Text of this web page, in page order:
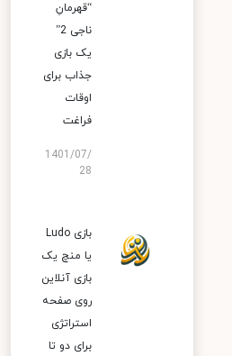
“قهرمانِ
ناجی 2”
یک بازی
جذاب برای
اوقات
فراغت
1401/07/
28
بازی Ludo
یا منچ یک
بازی آنلاین
روی صفحه
استراتژی
برای دو تا